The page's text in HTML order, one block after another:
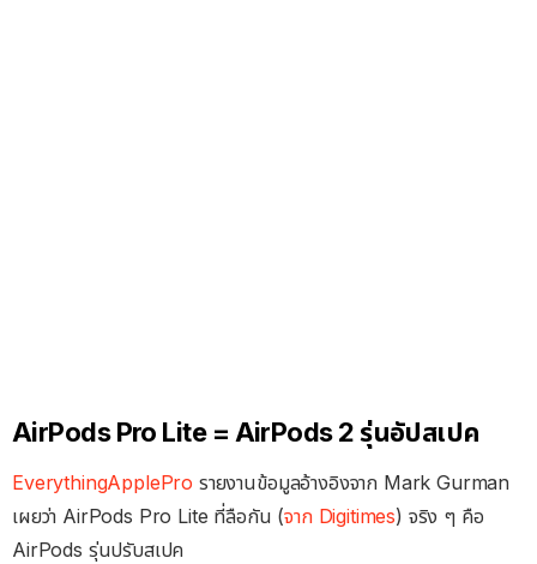
AirPods Pro Lite = AirPods 2 รุ่นอัปสเปค
EverythingApplePro รายงานข้อมูลอ้างอิงจาก Mark Gurman
เผยว่า AirPods Pro Lite ที่ลือกัน (จาก Digitimes) จริง ๆ คือ
AirPods รุ่นปรับสเปค